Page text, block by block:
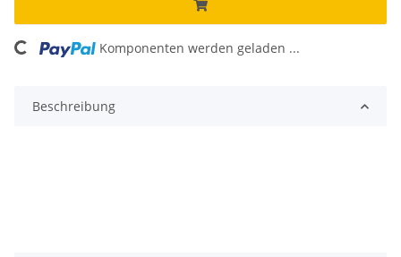
Komponenten werden geladen ...
Beschreibung